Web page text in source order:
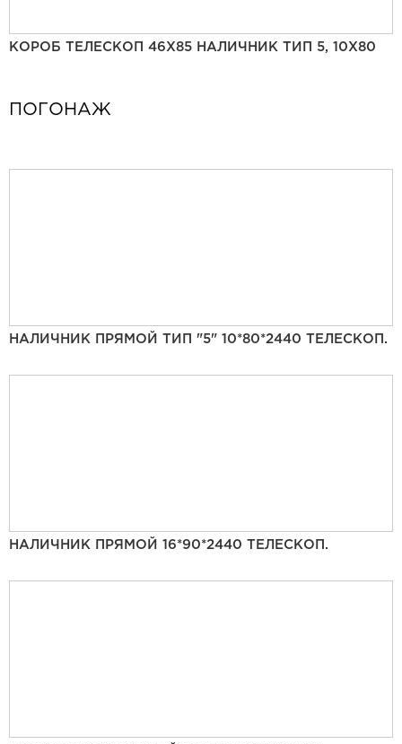
КОРОБ ТЕЛЕСКОП 46Х85 НАЛИЧНИК ТИП 5, 10Х80
ПОГОНАЖ
НАЛИЧНИК ПРЯМОЙ ТИП "5" 10*80*2440 ТЕЛЕСКОП.
НАЛИЧНИК ПРЯМОЙ 16*90*2440 ТЕЛЕСКОП.